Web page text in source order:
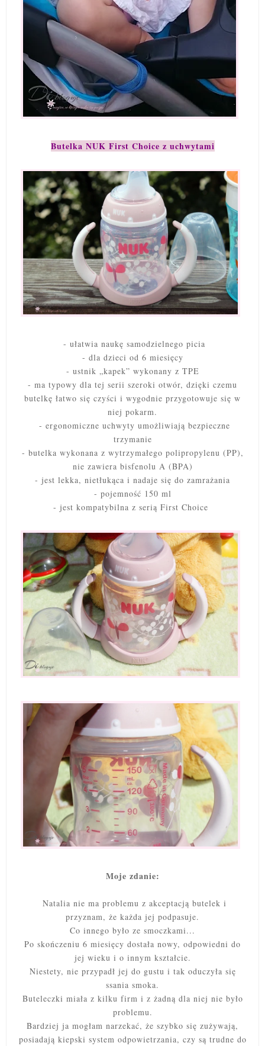
Butelka NUK First Choice z uchwytami
- ułatwia naukę samodzielnego picia
- dla dzieci od 6 miesięcy
- ustnik „kapek” wykonany z TPE
- ma typowy dla tej serii szeroki otwór, dzięki czemu
butelkę łatwo się czyści i wygodnie przygotowuje się w
niej pokarm.
- ergonomiczne uchwyty umożliwiają bezpieczne
trzymanie
- butelka wykonana z wytrzymałego polipropylenu (PP),
nie zawiera bisfenolu A (BPA)
- jest lekka, nietłukąca i nadaje się do zamrażania
- pojemność 150 ml
- jest kompatybilna z serią First Choice
Moje zdanie:
Natalia nie ma problemu z akceptacją butelek i
przyznam, że każda jej podpasuje.
Co innego było ze smoczkami...
Po skończeniu 6 miesięcy dostała nowy, odpowiedni do
jej wieku i o innym kształcie.
Niestety, nie przypadł jej do gustu i tak oduczyła się
ssania smoka.
Buteleczki miała z kilku firm i z żadną dla niej nie było
problemu.
Bardziej ja mogłam narzekać, że szybko się zużywają,
posiadają kiepski system odpowietrzania, czy są trudne do